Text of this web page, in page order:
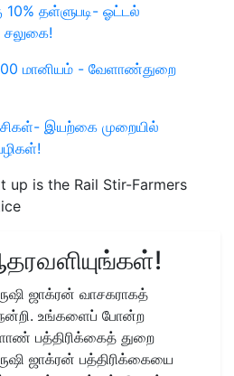
10% தள்ளுபடி- ஓட்டல்
சலுகை!
மானியம் - வேளாண்துறை
இயற்கை முறையில்
up is the Rail Stir-Farmers
ஜாக்ரன் வாசகராகத்
நன்றி. உங்களைப் போன்ற
பத்திரிக்கைத் துறை
ஜாக்ரன் பத்திரிக்கையை